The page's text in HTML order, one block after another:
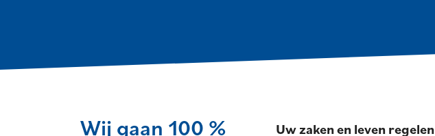
Wij gaan 100 % Uw zaken en leven regelen